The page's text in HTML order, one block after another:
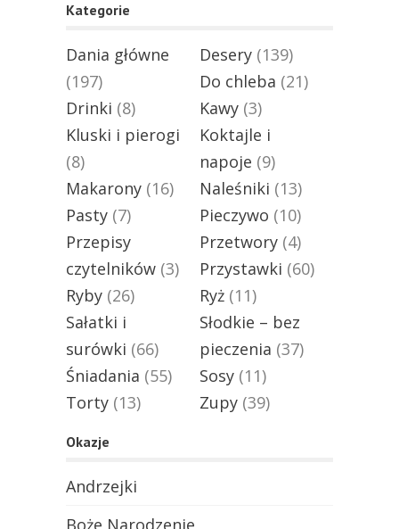
Kategorie
Dania główne
(197)
Desery (139)
Do chleba (21)
Drinki (8) Kawy (3)
Kluski i pierogi
(8)
Koktajle i
napoje (9)
Makarony (16) Naleśniki (13)
Pasty (7) Pieczywo (10)
Przepisy
czytelników (3)
Przetwory (4)
Przystawki (60)
Ryby (26) Ryż (11)
Sałatki i
surówki (66)
Słodkie – bez
pieczenia (37)
Śniadania (55) Sosy (11)
Torty (13) Zupy (39)
Okazje
Andrzejki